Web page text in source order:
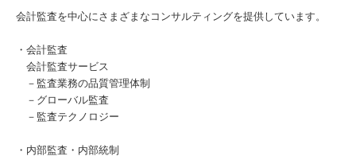
会計監査を中心にさまざまなコンサルティングを提供しています。
・会計監査
会計監査サービス
－監査業務の品質管理体制
－グローバル監査
－監査テクノロジー
・内部監査・内部統制